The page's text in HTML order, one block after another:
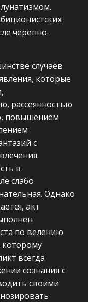
черепно-
случаев
которые
рассеянностью
повышением
с
в
слабо
Однако
акт
по велению
которому
всегда
сознания с
своими